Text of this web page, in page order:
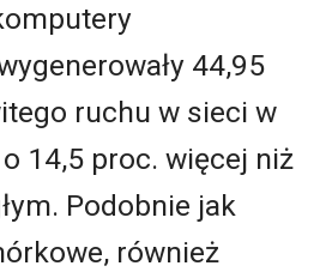
44,95
ruchu w sieci w
14,5 proc. więcej niż
Podobnie jak
również